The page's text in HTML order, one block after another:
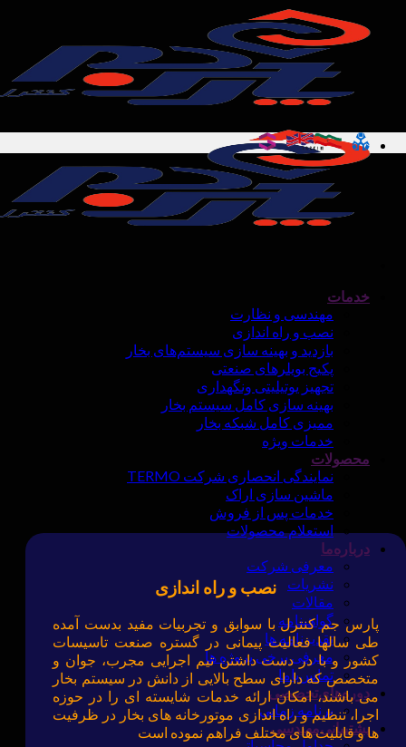
content
خدمات
مهندسی و نظارت
نصب و راه اندازی
بازدید و بهینه سازی سیستم‌های بخار
پکیج بویلرهای صنعتی
تجهیز یوتیلیتی ونگهداری
بهینه سازی کامل سیستم بخار
ممیزی کامل شبکه بخار
خدمات ویژه
محصولات
نمایندگی انحصاری شرکت TERMO
ماشین سازی اراک
خدمات پس از فروش
استعلام محصولات
درباره‌ما
معرفی شرکت
نشریات
مقالات
گواهینامه
تقدیرنامه ها
معرفی برخی پروژه ها
تماس‌با‌‌‌‌‌‌ما
دوره‌های‌تخصصی
برنامه زمانی
پشتیبانی‌مهندسی
نصب و راه اندازی
پارس جم کنترل با سوابق و تجربیات مفید بدست آمده
طی سالها فعالیت پیمانی در گستره صنعت تاسیسات
کشور و با در دست داشتن تیم اجرایی مجرب، جوان و
متخصص که دارای سطح بالایی از دانش در سیستم بخار
می باشند، امکان ارائه خدمات شایسته ای را در حوزه
اجرا، تنظیم و راه اندازی موتورخانه های بخار در ظرفیت
ها و قابلیت های مختلف فراهم نموده است